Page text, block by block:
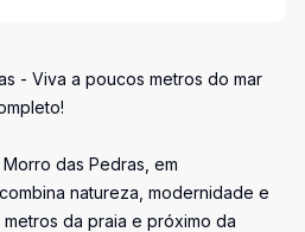
- Viva a poucos metros do mar
das Pedras, em
natureza, modernidade e
da praia e próximo da